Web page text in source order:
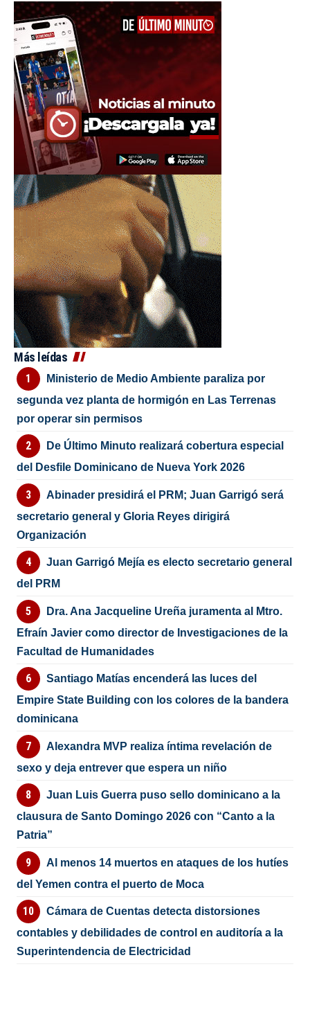
Más leídas
Ministerio de Medio Ambiente paraliza por
segunda vez planta de hormigón en Las Terrenas
por operar sin permisos
De Último Minuto realizará cobertura especial
del Desfile Dominicano de Nueva York 2026
Abinader presidirá el PRM; Juan Garrigó será
secretario general y Gloria Reyes dirigirá
Organización
Juan Garrigó Mejía es electo secretario general
del PRM
Dra. Ana Jacqueline Ureña juramenta al Mtro.
Efraín Javier como director de Investigaciones de la
Facultad de Humanidades
Santiago Matías encenderá las luces del
Empire State Building con los colores de la bandera
dominicana
Alexandra MVP realiza íntima revelación de
sexo y deja entrever que espera un niño
Juan Luis Guerra puso sello dominicano a la
clausura de Santo Domingo 2026 con “Canto a la
Patria”
Al menos 14 muertos en ataques de los hutíes
del Yemen contra el puerto de Moca
Cámara de Cuentas detecta distorsiones
contables y debilidades de control en auditoría a la
Superintendencia de Electricidad